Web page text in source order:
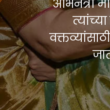
अभिनेत्री